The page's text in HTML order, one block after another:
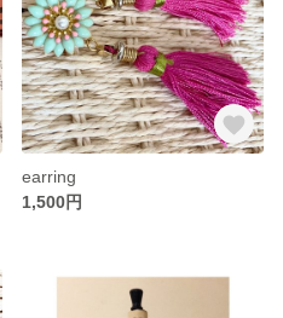
earring
1,500円